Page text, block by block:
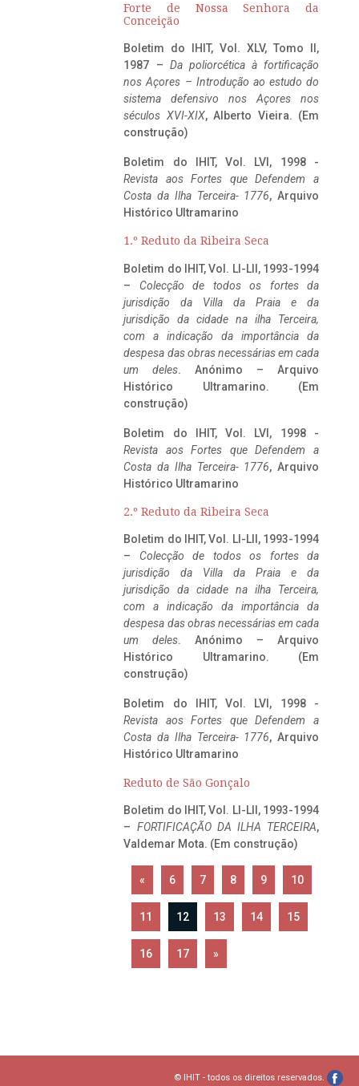
Forte de Nossa Senhora da
Conceição
Boletim do IHIT, Vol. XLV, Tomo II,
1987 – Da poliorcética à fortificação
nos Açores – Introdução ao estudo do
sistema defensivo nos Açores nos
séculos XVI-XIX, Alberto Vieira. (Em
construção)
Boletim do IHIT, Vol. LVI, 1998 -
Revista aos Fortes que Defendem a
Costa da Ilha Terceira- 1776, Arquivo
Histórico Ultramarino
1.º Reduto da Ribeira Seca
Boletim do IHIT, Vol. LI-LII, 1993-1994
– Colecção de todos os fortes da
jurisdição da Villa da Praia e da
jurisdição da cidade na ilha Terceira,
com a indicação da importância da
despesa das obras necessárias em cada
um deles. Anónimo – Arquivo
Histórico Ultramarino. (Em
construção)
Boletim do IHIT, Vol. LVI, 1998 -
Revista aos Fortes que Defendem a
Costa da Ilha Terceira- 1776, Arquivo
Histórico Ultramarino
2.º Reduto da Ribeira Seca
Boletim do IHIT, Vol. LI-LII, 1993-1994
– Colecção de todos os fortes da
jurisdição da Villa da Praia e da
jurisdição da cidade na ilha Terceira,
com a indicação da importância da
despesa das obras necessárias em cada
um deles. Anónimo – Arquivo
Histórico Ultramarino. (Em
construção)
Boletim do IHIT, Vol. LVI, 1998 -
Revista aos Fortes que Defendem a
Costa da Ilha Terceira- 1776, Arquivo
Histórico Ultramarino
Reduto de São Gonçalo
Boletim do IHIT, Vol. LI-LII, 1993-1994
– FORTIFICAÇÃO DA ILHA TERCEIRA,
Valdemar Mota. (Em construção)
« 6 7 8 9 10
11 12 13 14 15
16 17 »
© IHIT - todos os direitos reservados.